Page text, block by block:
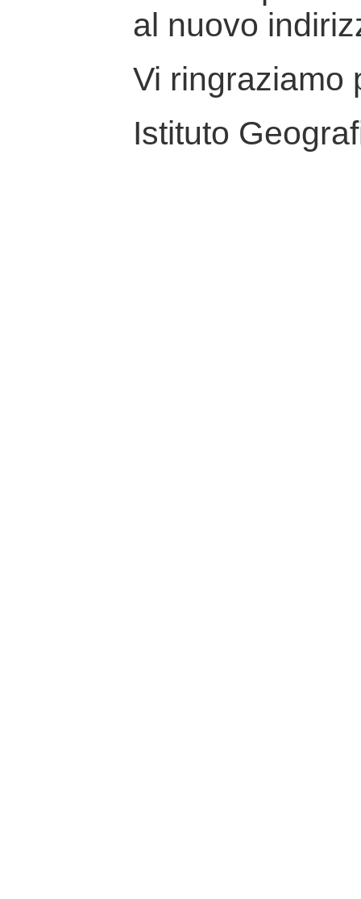
al nuovo
Vi ringraziamo
Istituto